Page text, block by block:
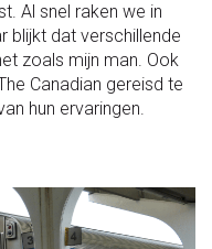
Al snel raken we in
blijkt dat verschillende
zoals mijn man. Ook
Canadian gereisd te
hun ervaringen.